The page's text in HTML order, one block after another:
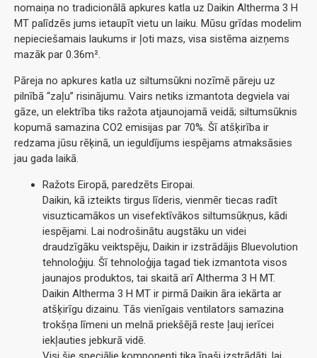
nomaiņa no tradicionālā apkures katla uz Daikin Altherma 3 H
MT palīdzēs jums ietaupīt vietu un laiku. Mūsu grīdas modelim
nepieciešamais laukums ir ļoti mazs, visa sistēma aizņems
mazāk par 0.36m².
Pāreja no apkures katla uz siltumsūkni nozīmē pāreju uz
pilnībā “zaļu” risinājumu. Vairs netiks izmantota degviela vai
gāze, un elektrība tiks ražota atjaunojamā veidā; siltumsūknis
kopumā samazina CO2 emisijas par 70%. Šī atšķirība ir
redzama jūsu rēķinā, un ieguldījums iespējams atmaksāsies
jau gada laikā.
Ražots Eiropā, paredzēts Eiropai.
Daikin, kā izteikts tirgus līderis, vienmēr tiecas radīt
visuzticamākos un visefektīvākos siltumsūkņus, kādi
iespējami. Lai nodrošinātu augstāku un videi
draudzīgāku veiktspēju, Daikin ir izstrādājis Bluevolution
tehnoloģiju. Šī tehnoloģija tagad tiek izmantota visos
jaunajos produktos, tai skaitā arī Altherma 3 H MT.
Daikin Altherma 3 H MT ir pirmā Daikin āra iekārta ar
atšķirīgu dizainu. Tās vienīgais ventilators samazina
trokšņa līmeni un melnā priekšējā reste ļauj ierīcei
iekļauties jebkurā vidē.